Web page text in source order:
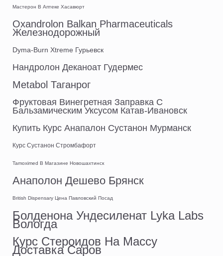
Мастерон В Аптеке Хасавюрт
Oxandrolon Balkan Pharmaceuticals
Железнодорожный
Dyma-Burn Xtreme Гурьевск
Нандролон Деканоат Гудермес
Metabol Таганрог
Фруктовая Винегретная Заправка С
Бальзамическим Уксусом Катав-Ивановск
Купить Курс Анапалон Сустанон Мурманск
Курс Сустанон Стромбафорт
Tamoximed В Магазине Новошахтинск
Анаполон Дешево Брянск
British Dispensary Цена Павловский Посад
Болденона Ундесиленат Lyka Labs
Вологда
Курс Стероидов На Массу
Доставка Саров